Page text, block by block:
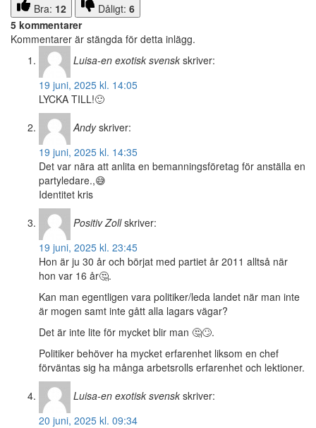
Bra: 12 Dåligt: 6
5 kommentarer
Kommentarer är stängda för detta inlägg.
Luisa-en exotisk svensk skriver:
19 juni, 2025 kl. 14:05
LYCKA TILL!🙂
Andy skriver:
19 juni, 2025 kl. 14:35
Det var nära att anlita en bemanningsföretag för anställa en
partyledare.,😅
Identitet kris
Positiv Zoll skriver:
19 juni, 2025 kl. 23:45
Hon är ju 30 år och börjat med partiet år 2011 alltså när
hon var 16 år🤔.
Kan man egentligen vara politiker/leda landet när man inte
är mogen samt inte gått alla lagars vägar?
Det är inte lite för mycket blir man 🤔🙄.
Politiker behöver ha mycket erfarenhet liksom en chef
förväntas sig ha många arbetsrolls erfarenhet och lektioner.
Luisa-en exotisk svensk skriver:
20 juni, 2025 kl. 09:34